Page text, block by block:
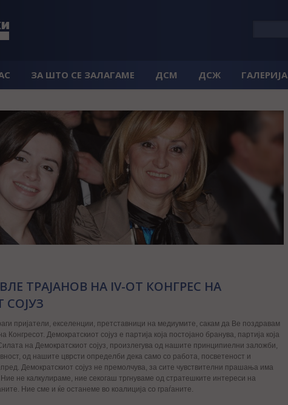
ЗА ШТО СЕ ЗАЛАГАМЕ ДСМ ДСЖ ГАЛЕРИЈА
ТРАЈАНОВ НА IV-ОТ КОНГРЕС НА
пријатели, екселенции, претставници на медиумите, сакам да Ве поздравам
Демократскиот сојуз е партија која постојано бранува, партија која
на Демократскиот сојуз, произлегува од нашите принципиелни заложби,
од нашите цврсти определби дека само со работа, посветеност и
Демократскиот сојуз не премолчува, за сите чувствителни прашања има
Ние не калкулираме, ние секогаш тргнуваме од стратешките интереси на
Ние сме и ќе останеме во коалиција со граѓаните.